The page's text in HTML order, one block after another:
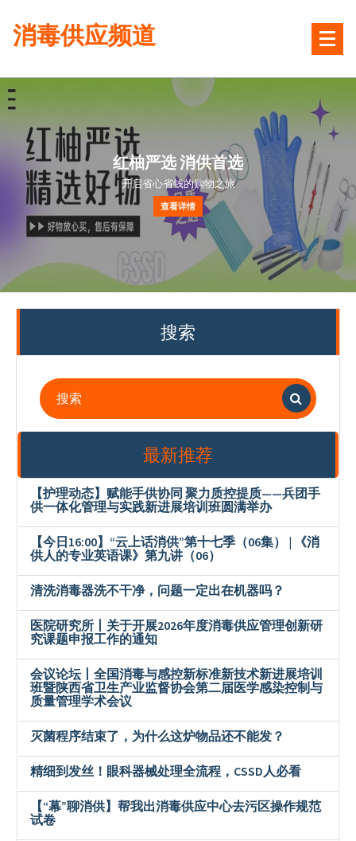
容
消毒供应频道
红柚严选 消供首选
开启省心省钱的购物之旅
查看详情
搜索
搜
索
最新推荐
【护理动态】赋能手供协同 聚力质控提质——兵团手
供一体化管理与实践新进展培训班圆满举办
【今日16:00】“云上话消供”第十七季（06集） | 《消
供人的专业英语课》第九讲（06）
清洗消毒器洗不干净，问题一定出在机器吗？
医院研究所丨关于开展2026年度消毒供应管理创新研
究课题申报工作的通知
会议论坛丨全国消毒与感控新标准新技术新进展培训
班暨陕西省卫生产业监督协会第二届医学感染控制与
质量管理学术会议
灭菌程序结束了，为什么这炉物品还不能发？
精细到发丝！眼科器械处理全流程，CSSD人必看
【“幕”聊消供】帮我出消毒供应中心去污区操作规范
试卷